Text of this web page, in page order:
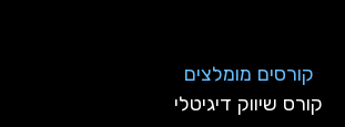
קורסים מומלצים
קורס שיווק דיגיטלי